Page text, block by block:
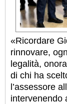
«Ricordare
rinnovare,
legalità,
di chi ha
l’assessore
intervenendo